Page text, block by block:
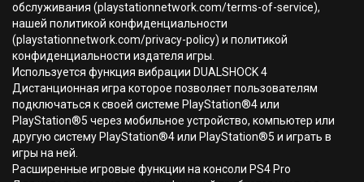
обслуживания (playstationnetwork.com/terms-of-service),
нашей политикой конфиденциальности
(playstationnetwork.com/privacy-policy) и политикой
конфиденциальности издателя игры.
Используется функция вибрации DUALSHOCK 4
Дистанционная игра которое позволяет пользователям
подключаться к своей системе PlayStation®4 или
PlayStation®5 через мобильное устройство, компьютер или
другую систему PlayStation®4 или PlayStation®5 и играть в
игры на ней.
Расширенные игровые функции на консоли PS4 Pro